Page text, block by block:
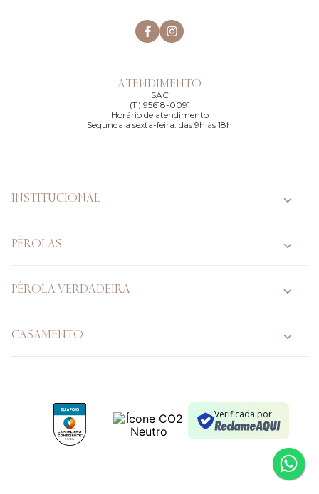
ATENDIMENTO
SAC
(11) 95618-0091
Horário de atendimento
Segunda a sexta-feira: das 9h às 18h
INSTITUCIONAL
PÉROLAS
PÉROLA VERDADEIRA
CASAMENTO
Verificada por